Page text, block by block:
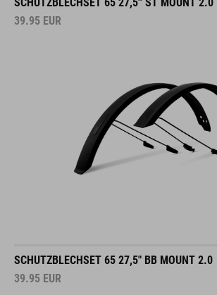
39.95 EUR
SCHUTZBLECHSET 65 27,5" BB MOUNT 2.0
39.95 EUR